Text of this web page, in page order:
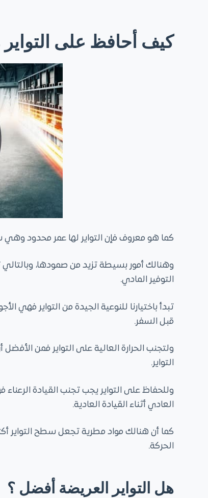
كيف أحافظ على
كما هو معروف فإن التواير لها عمر محدود وهي
وهنالك أمور بسيطة تزيد من صمودها، وبالتالي
التوفير المادي.
تبدأ باختيارنا للنوعية الجيدة من التواير
قبل السفر.
ولتجنب الحرارة العالية على التواير فمن
التواير.
وللحفاظ على التواير يجب تجنب القيادة
العادي أثناء القيادة العادية.
كما أن هنالك مواد مطرية تجعل سطح التواير
الحركة.
هل التواير العريضة أفضل ؟